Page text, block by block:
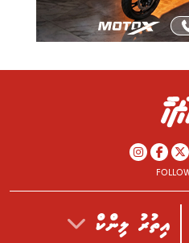
އިތުރު ލިންކް